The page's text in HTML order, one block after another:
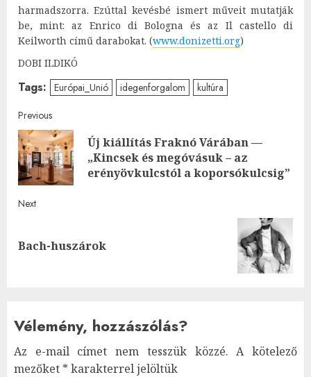
harmadszorra. Ezúttal kevésbé ismert műveit mutatják
be, mint: az Enrico di Bologna és az Il castello di
Keilworth című darabokat. (www.donizetti.org)
DOBI ILDIKÓ
Tags: Európai_Unió idegenforgalom kultúra
Post
navigation
Previous
Új kiállítás Fraknó Várában —
„Kincsek és megóvásuk – az
erényövkulcstól a koporsókulcsig”
Next
Next
Bach-huszárok
Vélemény, hozzászólás?
Az e-mail címet nem tesszük közzé. A kötelező
mezőket * karakterrel jelöltük